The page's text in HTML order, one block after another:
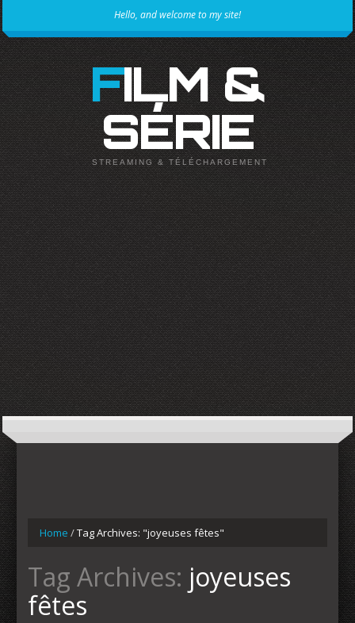
Hello, and welcome to my site!
FILM &
SÉRIE
STREAMING & TÉLÉCHARGEMENT
Home /Tag Archives: "joyeuses fêtes"
Tag Archives: joyeuses
fêtes